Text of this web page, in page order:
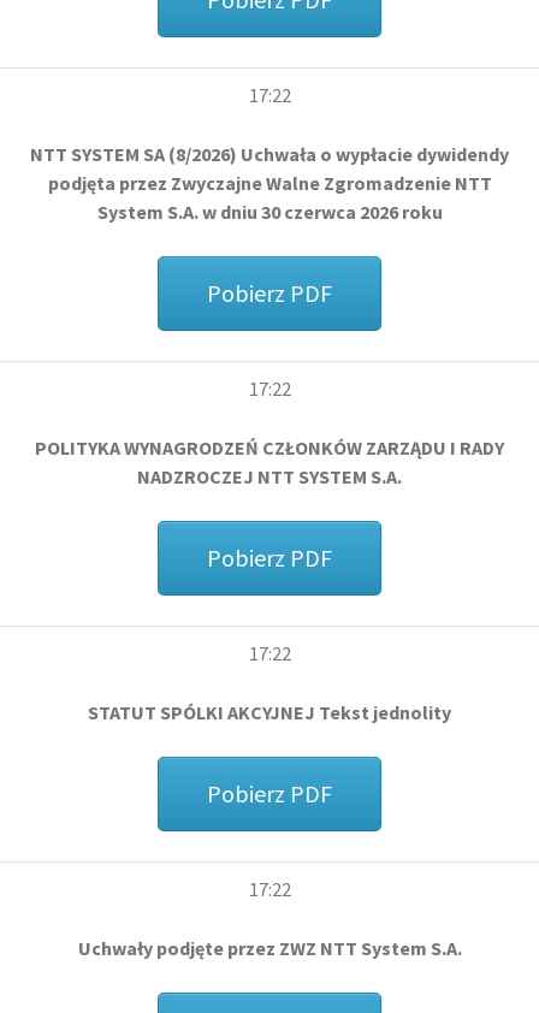
17:22
NTT SYSTEM SA (8/2026) Uchwała o wypłacie dywidendy
podjęta przez Zwyczajne Walne Zgromadzenie NTT
System S.A. w dniu 30 czerwca 2026 roku
Pobierz PDF
17:22
POLITYKA WYNAGRODZEŃ CZŁONKÓW ZARZĄDU I RADY
NADZROCZEJ NTT SYSTEM S.A.
Pobierz PDF
17:22
STATUT SPÓLKI AKCYJNEJ Tekst jednolity
Pobierz PDF
17:22
Uchwały podjęte przez ZWZ NTT System S.A.